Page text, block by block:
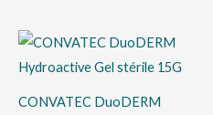
CONVATEC DuoDERM